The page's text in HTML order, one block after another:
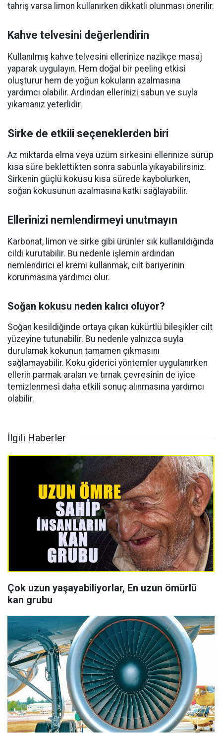
tahriş varsa limon kullanırken dikkatli olunması önerilir.
Kahve telvesini değerlendirin
Kullanılmış kahve telvesini ellerinize nazikçe masaj
yaparak uygulayın. Hem doğal bir peeling etkisi
oluşturur hem de yoğun kokuların azalmasına
yardımcı olabilir. Ardından ellerinizi sabun ve suyla
yıkamanız yeterlidir.
Sirke de etkili seçeneklerden biri
Az miktarda elma veya üzüm sirkesini ellerinize sürüp
kısa süre beklettikten sonra sabunla yıkayabilirsiniz.
Sirkenin güçlü kokusu kısa sürede kaybolurken,
soğan kokusunun azalmasına katkı sağlayabilir.
Ellerinizi nemlendirmeyi unutmayın
Karbonat, limon ve sirke gibi ürünler sık kullanıldığında
cildi kurutabilir. Bu nedenle işlemin ardından
nemlendirici el kremi kullanmak, cilt bariyerinin
korunmasına yardımcı olur.
Soğan kokusu neden kalıcı oluyor?
Soğan kesildiğinde ortaya çıkan kükürtlü bileşikler cilt
yüzeyine tutunabilir. Bu nedenle yalnızca suyla
durulamak kokunun tamamen çıkmasını
sağlamayabilir. Koku giderici yöntemler uygulanırken
ellerin parmak araları ve tırnak çevresinin de iyice
temizlenmesi daha etkili sonuç alınmasına yardımcı
olabilir.
İlgili Haberler
Çok uzun yaşayabiliyorlar, En uzun ömürlü
kan grubu